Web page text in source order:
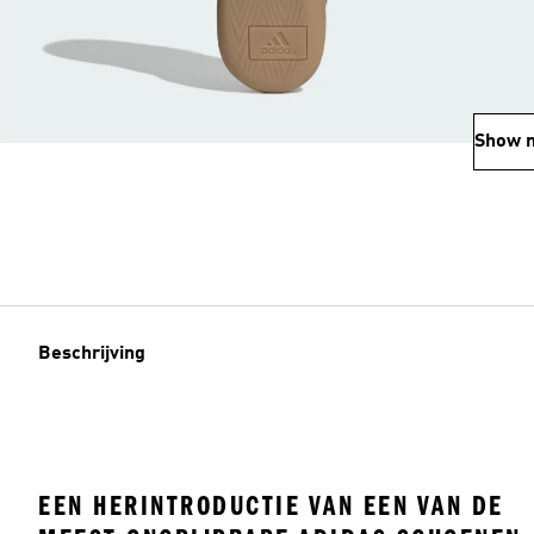
Show
Beschrijving
EEN HERINTRODUCTIE VAN EEN VAN DE